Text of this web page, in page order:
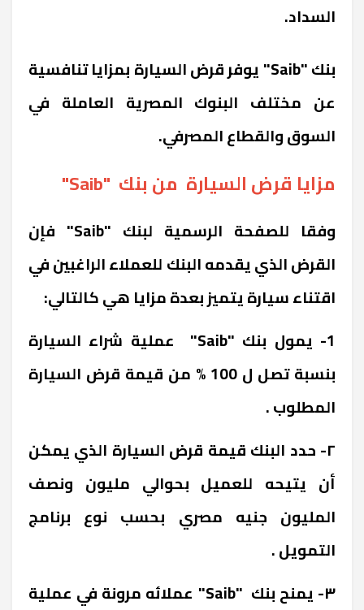
السداد.
بنك "Saib" يوفر قرض السيارة بمزايا تنافسية
عن مختلف البنوك المصرية العاملة في
السوق والقطاع المصرفي.
مزايا قرض السيارة من بنك "Saib"
وفقا للصفحة الرسمية لبنك "Saib" فإن
القرض الذي يقدمه البنك للعملاء الراغبين في
اقتناء سيارة يتميز بعدة مزايا هي كالتالي:
1- يمول بنك "Saib" عملية شراء السيارة
بنسبة تصل ل 100 % من قيمة قرض السيارة
المطلوب .
٢- حدد البنك قيمة قرض السيارة الذي يمكن
أن يتيحه للعميل بحوالي مليون ونصف
المليون جنيه مصري بحسب نوع برنامج
التمويل .
٣- يمنح بنك "Saib" عملائه مرونة في عملية